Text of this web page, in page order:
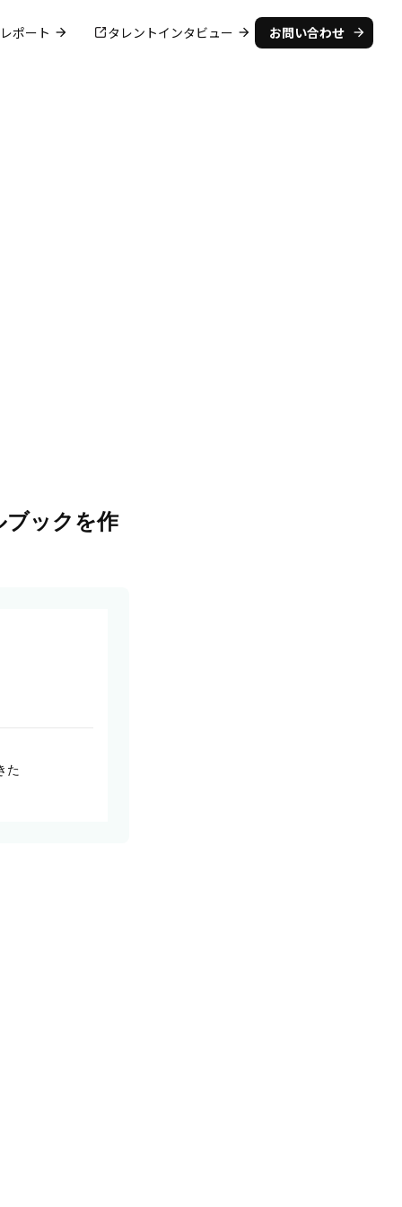
ブックを作
た
ポート arrow_forward タレントインタビュー arrow_forward お問い合わせ arrow_forward